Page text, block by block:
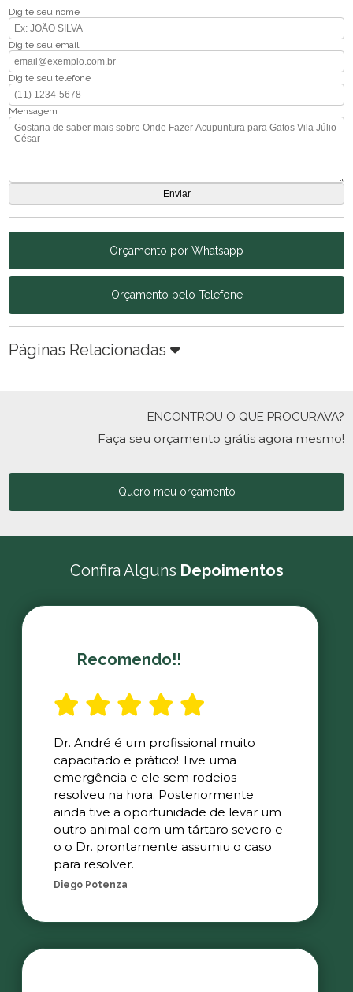
Digite seu nome
Digite seu email
Digite seu telefone
Mensagem
Orçamento por Whatsapp
Orçamento pelo Telefone
Páginas Relacionadas
ENCONTROU O QUE PROCURAVA?
Faça seu orçamento grátis agora mesmo!
Quero meu orçamento
Confira Alguns Depoimentos
Recomendo!!
Dr. André é um profissional muito
capacitado e prático! Tive uma
emergência e ele sem rodeios
resolveu na hora. Posteriormente
ainda tive a oportunidade de levar um
outro animal com um tártaro severo e
o o Dr. prontamente assumiu o caso
para resolver.
Diego Potenza